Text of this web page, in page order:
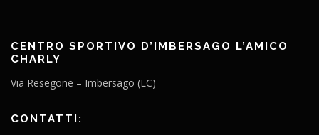
CENTRO SPORTIVO D’IMBERSAGO L’AMICO
CHARLY
Via Resegone – Imbersago (LC)
CONTATTI: